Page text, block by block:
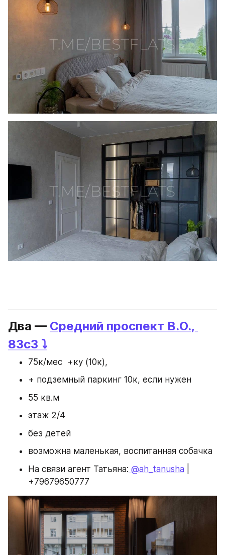
Два — Средний проспект В.О.,
83с3 ⤵️
75к/мес  +ку (10к),
+ подземный паркинг 10к, если нужен
55 кв.м
этаж 2/4
без детей
возможна маленькая, воспитанная собачка
На связи агент Татьяна: @ah_tanusha
+79679650777